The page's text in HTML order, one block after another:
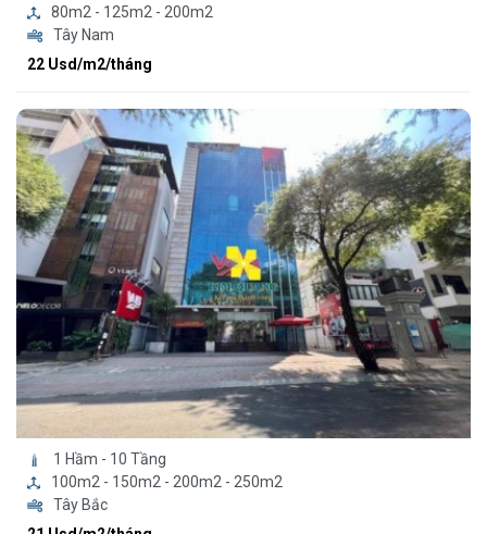
80m2 - 125m2 - 200m2
Tây Nam
22 Usd/m2/tháng
1 Hầm - 10 Tầng
100m2 - 150m2 - 200m2 - 250m2
Tây Bắc